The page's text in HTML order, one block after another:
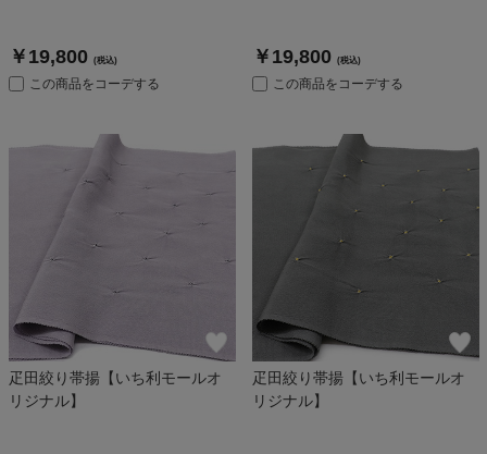
￥19,800 (税込)
この商品をコーデする
￥19,800 (税込)
この商品をコーデする
疋田絞り帯揚【いち利モールオ
リジナル】
疋田絞り帯揚【いち利モールオ
リジナル】